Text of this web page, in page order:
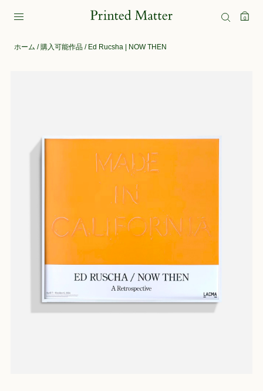
0
ホーム /購入可能作品/ Ed Rucsha | NOW THEN